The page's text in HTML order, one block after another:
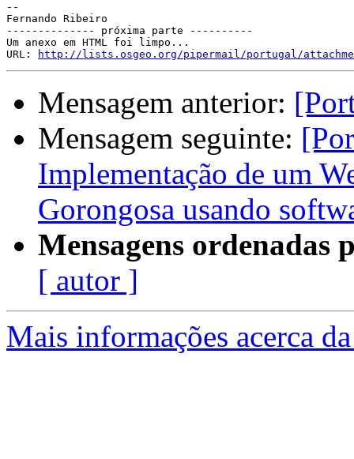
--
Fernando Ribeiro
-------------- próxima parte ----------
Um anexo em HTML foi limpo...
URL:
http://lists.osgeo.org/pipermail/portugal/
Mensagem anterior:
Mensagem seguinte:
Implementação de um
Gorongosa usando
Mensagens ordenadas
[ autor ]
Mais informações acerca